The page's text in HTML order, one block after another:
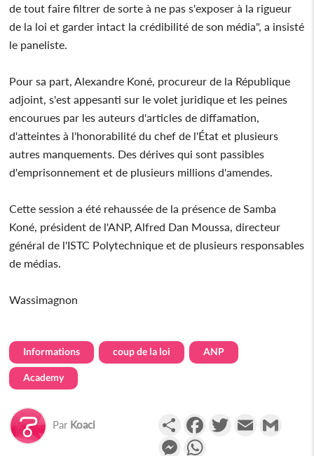
de tout faire filtrer de sorte à ne pas s'exposer à la rigueur
de la loi et garder intact la crédibilité de son média", a insisté
le paneliste.
Pour sa part, Alexandre Koné, procureur de la République
adjoint, s'est appesanti sur le volet juridique et les peines
encourues par les auteurs d'articles de diffamation,
d'atteintes à l'honorabilité du chef de l'État et plusieurs
autres manquements. Des dérives qui sont passibles
d'emprisonnement et de plusieurs millions d'amendes.
Cette session a été rehaussée de la présence de Samba
Koné, président de l'ANP, Alfred Dan Moussa, directeur
général de l'ISTC Polytechnique et de plusieurs responsables
de médias.
Wassimagnon
Informations coup de la loi ANP
Academy
Par Koaci PartagerFacebookTwitterEmail
Messenger